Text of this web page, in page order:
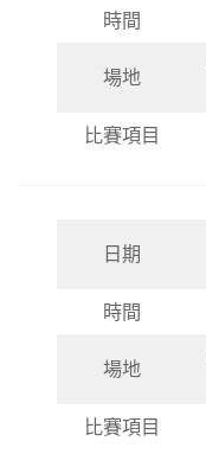
時間
場地
比賽項目
日期
時間
場地
比賽項目